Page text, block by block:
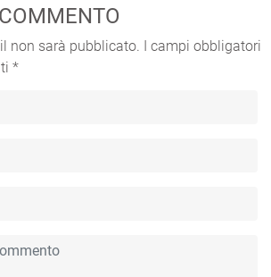
non sarà pubblicato. I campi obbligatori
*